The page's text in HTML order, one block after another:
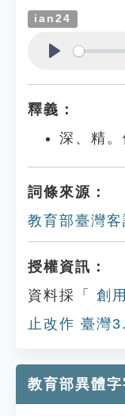
ian24
釋義：
深、精。
詞條來源：
教育部臺灣
授權資訊：
資料採「
創
止改作 臺灣
教育部異體字